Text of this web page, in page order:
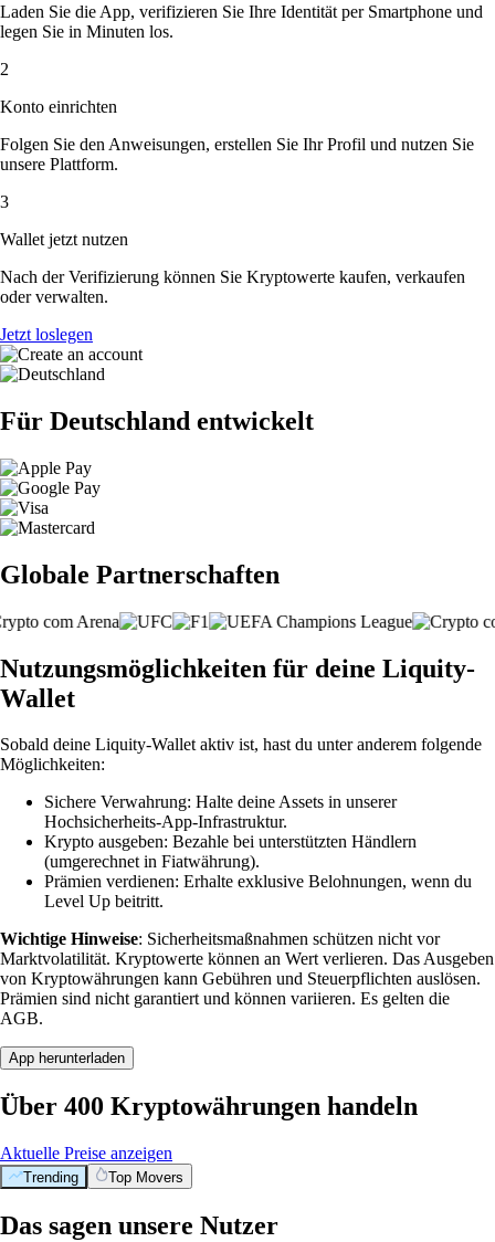
Laden Sie die App, verifizieren Sie Ihre Identität per Smartphone und
legen Sie in Minuten los.
2
Konto einrichten
Folgen Sie den Anweisungen, erstellen Sie Ihr Profil und nutzen Sie
unsere Plattform.
3
Wallet jetzt nutzen
Nach der Verifizierung können Sie Kryptowerte kaufen, verkaufen
oder verwalten.
Jetzt loslegen
Für Deutschland entwickelt
Globale Partnerschaften
Nutzungsmöglichkeiten für deine Liquity-
Wallet
Sobald deine Liquity-Wallet aktiv ist, hast du unter anderem folgende
Möglichkeiten:
Sichere Verwahrung: Halte deine Assets in unserer
Hochsicherheits-App-Infrastruktur.
Krypto ausgeben: Bezahle bei unterstützten Händlern
(umgerechnet in Fiatwährung).
Prämien verdienen: Erhalte exklusive Belohnungen, wenn du
Level Up beitritt.
Wichtige Hinweise: Sicherheitsmaßnahmen schützen nicht vor
Marktvolatilität. Kryptowerte können an Wert verlieren. Das Ausgeben
von Kryptowährungen kann Gebühren und Steuerpflichten auslösen.
Prämien sind nicht garantiert und können variieren. Es gelten die
AGB.
App herunterladen
Über 400 Kryptowährungen handeln
Aktuelle Preise anzeigen
Trending Top Movers
Das sagen unsere Nutzer